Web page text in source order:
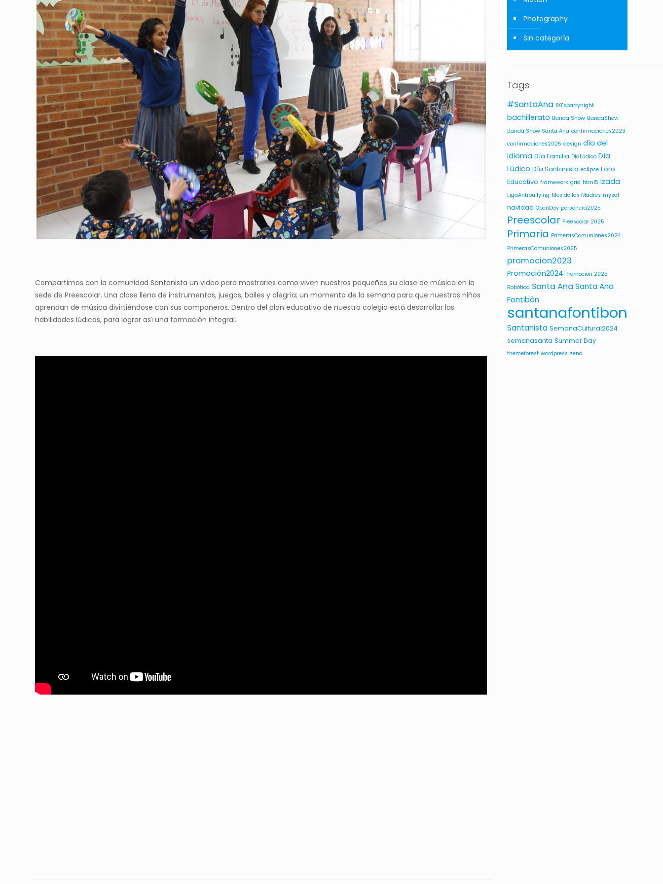
Compartimos con la comunidad Santanista un video para mostrarles como viven nuestros pequeños su clase de música en la
sede de Preescolar. Una clase llena de instrumentos, juegos, bailes y alegría; un momento de la semana para que nuestros niños
aprendan de música divirtiéndose con sus compañeros. Dentro del plan educativo de nuestro colegio está desarrollar las
habilidades lúdicas, para lograr así una formación integral.
Photography
Sin categoría
Tags
#SantaAna 80'spartynight
bachillerato Banda Show BandaShow
Banda Show Santa Ana confirmaciones2023
confirmaciones2025 design día del
idioma Día Familia DíaLúdico Día
Lúdico Día Santanista eclipse Foro
Educativo framework grid html5 Izada
LigaAntibullying Mes de las Madres mysql
navidad OpenDay personera2025
Preescolar Preescolar 2025
Primaria PrimerasComuniones2024
PrimerasComuniones2025
promocion2023
Promoción2024 Promoción 2025
Robótica Santa Ana Santa Ana
Fontibón
santanafontibon
Santanista SemanaCultural2024
semanasanta Summer Day
themeforest wordpress zend